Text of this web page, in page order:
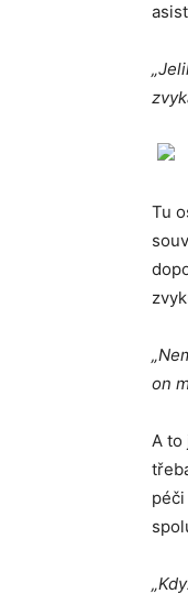
Tu
on
A to